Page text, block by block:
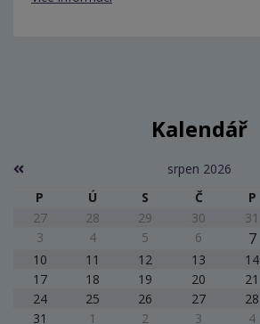
Kalendář
srpen 2026
P
Ú S Č P
27
28 29 30 31
3
4 5 6 7
10
11 12 13 14
17
18 19 20 21
24
25 26 27 28
31
1 2 3 4